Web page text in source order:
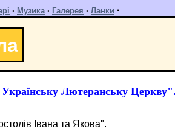
· Музика· Галерея · Ланки ·
Лютеранську Церкву".
Івана та Якова".